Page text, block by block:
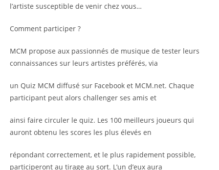
l’artiste susceptible de venir chez vous…
Comment participer ?
MCM propose aux passionnés de musique de tester leurs
connaissances sur leurs artistes préférés, via
un Quiz MCM diffusé sur Facebook et MCM.net. Chaque
participant peut alors challenger ses amis et
ainsi faire circuler le quiz. Les 100 meilleurs joueurs qui
auront obtenu les scores les plus élevés en
répondant correctement, et le plus rapidement possible,
participeront au tirage au sort. L’un d’eux aura